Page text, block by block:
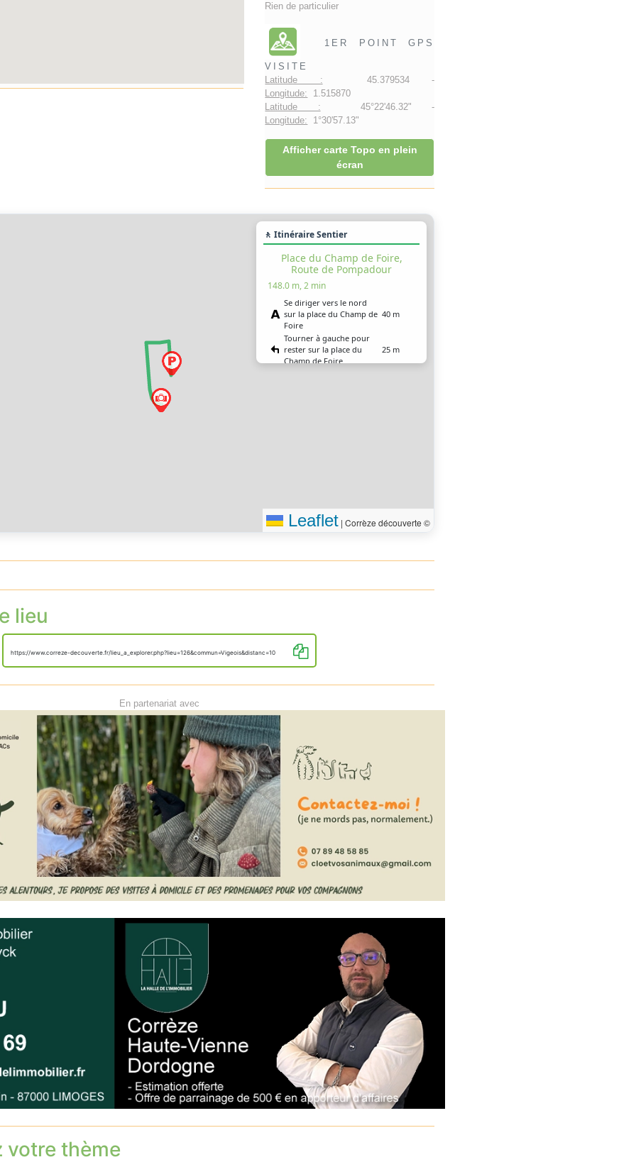
Rien de particulier
1ER POINT GPS
VISITE
Latitude : 45.379534 -
Longitude: 1.515870
Latitude : 45°22'46.32" -
Longitude: 1°30'57.13"
Afficher carte Topo en plein
écran
🚶 Itinéraire Sentier
Place du Champ de Foire,
Route de Pompadour
148.0 m, 2 min
Se diriger vers le nord
sur la place du Champ de
Foire
40 m
Tourner à gauche pour
rester sur la place du
Champ de Foire
25 m
Leaflet | Corrèze découverte ©
lieu
https://www.correze-decouverte.fr/lieu_a_explorer.php?lieu=126&commun=Vigeois&distanc=10
En partenariat avec
votre thème